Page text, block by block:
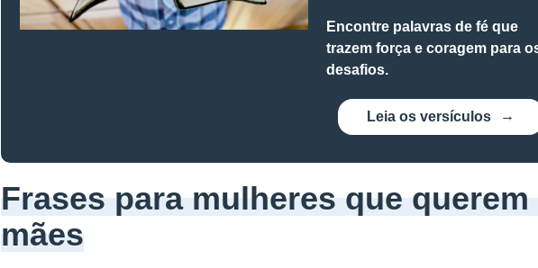
Encontre palavras de fé que
trazem força e coragem para
desafios.
Leia os versículos
Frases para mulheres que querem
mães